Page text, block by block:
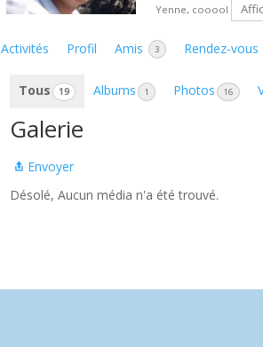
Yenne, cooool
Activités Profil Amis 3 Rendez-vous
Tous 19 Albums 1 Photos 16
Galerie
Envoyer
Désolé, Aucun média n'a été trouvé.